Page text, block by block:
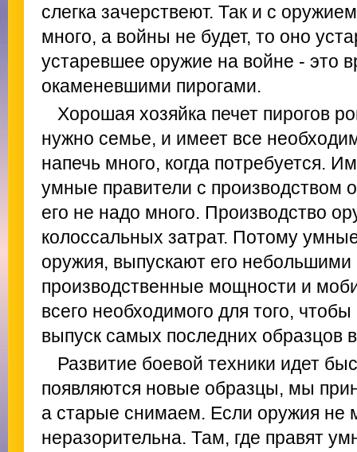
слегка зачерствеют. Так и с
много, а войны не будет, то оно
устаревшее оружие на войне - это
окаменевшими пирогами.
Хорошая хозяйка печет пирогов
нужно семье, и имеет все
напечь много, когда потребуется.
умные правители с производством
его не надо много. Производство
колоссальных затрат. Потому
оружия, выпускают его
производственные мощности и
всего необходимого для того,
выпуск самых последних образцов
Развитие боевой техники идет
появляются новые образцы, мы
а старые снимаем. Если оружия не
неразорительна. Там, где правят